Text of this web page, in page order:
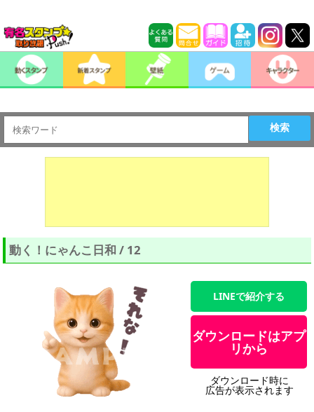
検索
動く！にゃんこ日和 / 12
LINEで紹介する
ダウンロードはアプ
リから
ダウンロード時に
広告が表示されます